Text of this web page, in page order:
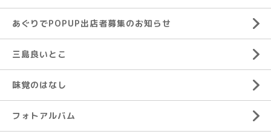
あぐりでPOPUP出店者募集のお知らせ
三島良いとこ
味覚のはなし
フォトアルバム